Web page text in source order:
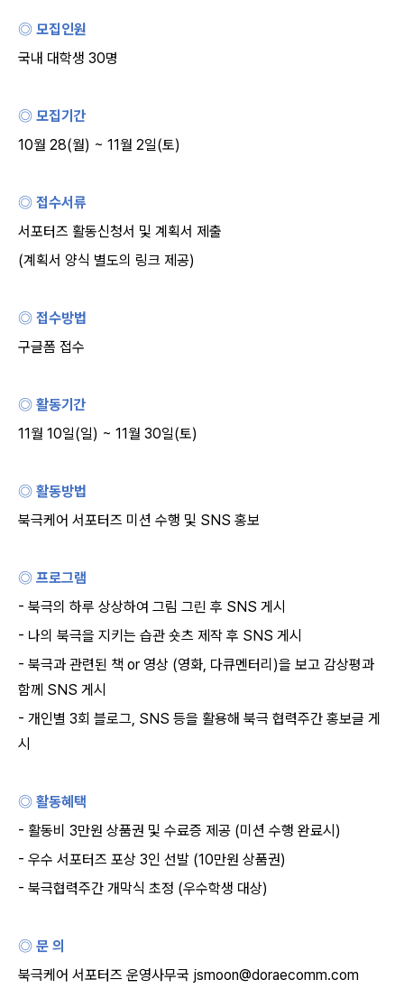
◎ 모집인원
국내 대학생 30명
◎ 모집기간
10월 28(월) ~ 11월 2일(토)
◎ 접수서류
서포터즈 활동신청서 및 계획서 제출
(계획서 양식 별도의 링크 제공)
◎ 접수방법
구글폼 접수
◎ 활동기간
11월 10일(일) ~ 11월 30일(토)
◎ 활동방법
북극케어 서포터즈 미션 수행 및 SNS 홍보
◎ 프로그램
- 북극의 하루 상상하여 그림 그린 후 SNS 게시
- 나의 북극을 지키는 습관 숏츠 제작 후 SNS 게시
- 북극과 관련된 책 or 영상 (영화, 다큐멘터리 )을 보고 감상평과
함께 SNS 게시
- 개인별 3회 블로그, SNS 등을 활용해 북극 협력주간 홍보글 게
시
◎ 활동혜택
- 활동비 3만원 상품권 및 수료증 제공 (미션 수행 완료시 )
- 우수 서포터즈 포상 3인 선발 (10만원 상품권)
- 북극협력주간 개막식 초정 (우수학생 대상)
◎ 문 의
북극케어 서포터즈 운영사무국 jsmoon@doraecomm.com